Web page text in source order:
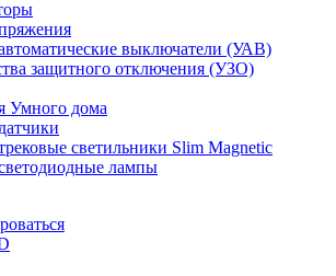
выключатели (УАВ)
защитного отключения (УЗО)
Умного дома
светильники Slim Magnetic
лампы